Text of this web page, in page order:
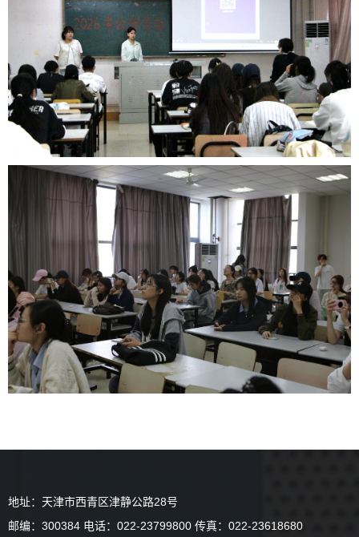
地址：天津市西青区津静公路28号
邮编：300384 电话：022-23799800 传真：022-23618680